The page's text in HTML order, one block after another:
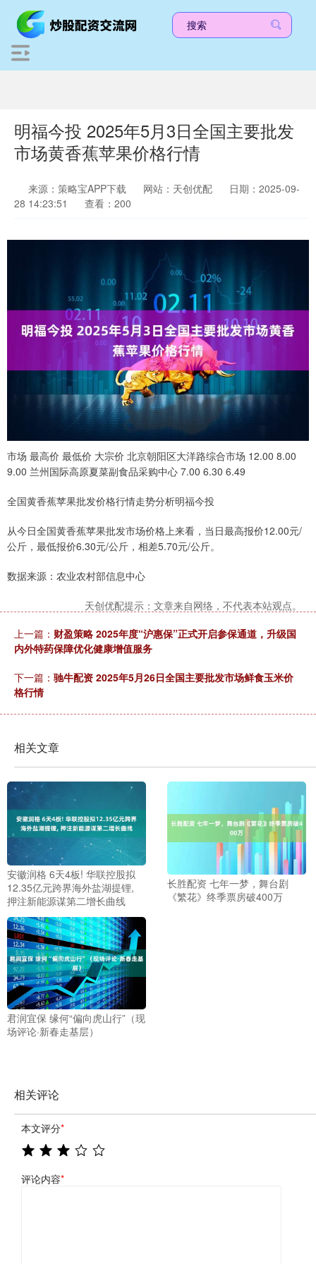
明福今投 2025年5月3日全国主要批发
市场黄香蕉苹果价格行情
来源：策略宝APP下载 网站：天创优配
日期：2025-09-
28 14:23:51
查看：200
市场 最高价 最低价 大宗价 北京朝阳区大洋路综合市场 12.00 8.00
9.00 兰州国际高原夏菜副食品采购中心 7.00 6.30 6.49
全国黄香蕉苹果批发价格行情走势分析明福今投
从今日全国黄香蕉苹果批发市场价格上来看，当日最高报价12.00元/
公斤，最低报价6.30元/公斤，相差5.70元/公斤。
数据来源：农业农村部信息中心
天创优配提示：文章来自网络，不代表本站观点。
上一篇： 财盈策略 2025年度“沪惠保”正式开启参保通道，升级国
内外特药保障优化健康增值服务
下一篇： 驰牛配资 2025年5月26日全国主要批发市场鲜食玉米价
格行情
相关文章
安徽润格 6天4板! 华联控股拟
12.35亿元跨界海外盐湖提锂,
押注新能源谋第二增长曲线
长胜配资 七年一梦，舞台剧
《繁花》终季票房破400万
君润宜保 缘何“偏向虎山行”（现
场评论·新春走基层）
相关评论
本文评分*
评论内容*